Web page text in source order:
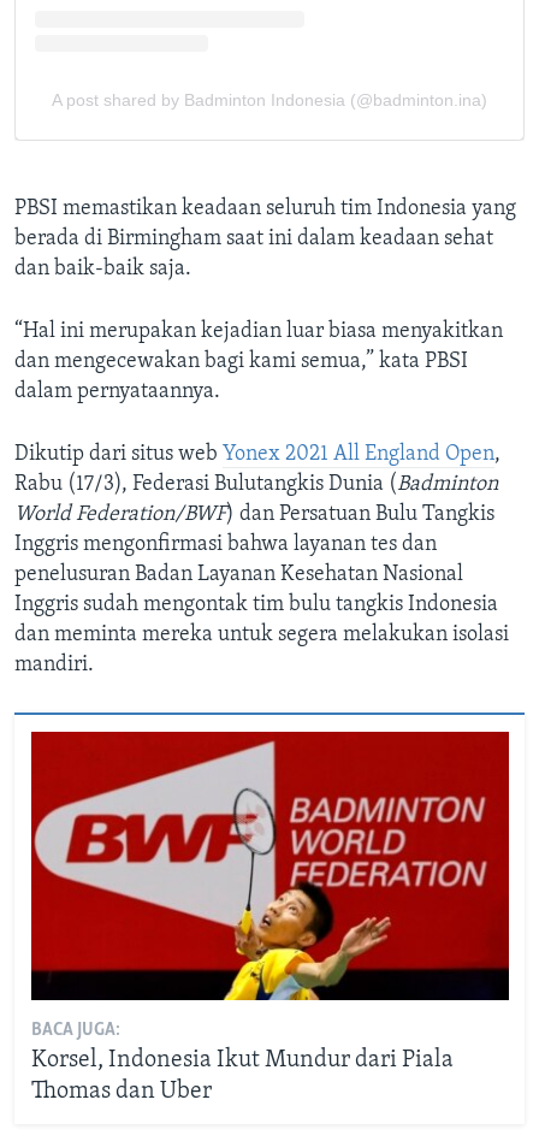
PBSI memastikan keadaan seluruh tim Indonesia yang
berada di Birmingham saat ini dalam keadaan sehat
dan baik-baik saja.
“Hal ini merupakan kejadian luar biasa menyakitkan
dan mengecewakan bagi kami semua,” kata PBSI
dalam pernyataannya.
Dikutip dari situs web Yonex 2021 All England Open,
Rabu (17/3), Federasi Bulutangkis Dunia (Badminton
World Federation/BWF) dan Persatuan Bulu Tangkis
Inggris mengonfirmasi bahwa layanan tes dan
penelusuran Badan Layanan Kesehatan Nasional
Inggris sudah mengontak tim bulu tangkis Indonesia
dan meminta mereka untuk segera melakukan isolasi
mandiri.
BACA JUGA:
Korsel, Indonesia Ikut Mundur dari Piala
Thomas dan Uber